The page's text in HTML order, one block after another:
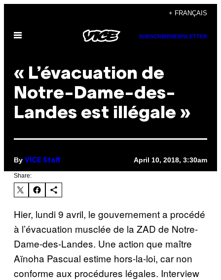
content
+ FRANÇAIS
Open
SUBSCRIBENEWSLETTER
« L’évacuation de
Notre-Dame-des-
Landes est illégale »
By VICE Staff April 10, 2018, 3:30am
Share:
Hier, lundi 9 avril, le gouvernement a procédé
à l’évacuation musclée de la ZAD de Notre-
Dame-des-Landes. Une action que maître
Aïnoha Pascual estime hors-la-loi, car non
conforme aux procédures légales. Interview